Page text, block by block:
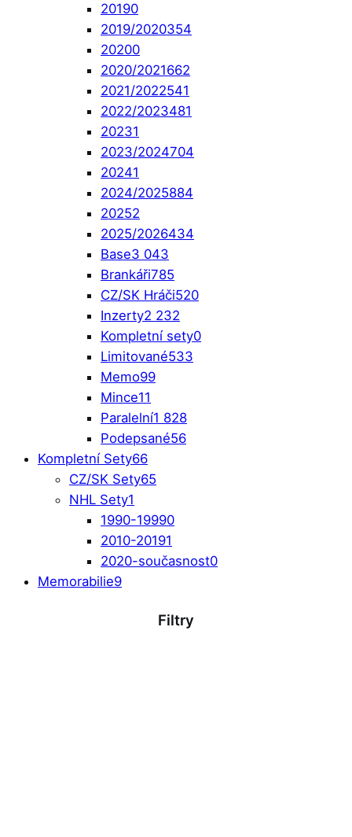
20190
2019/2020354
20200
2020/2021662
2021/2022541
2022/2023481
20231
2023/2024704
20241
2024/2025884
20252
2025/2026434
Base3 043
Brankáři785
CZ/SK Hráči520
Inzerty2 232
Kompletní sety0
Limitované533
Memo99
Mince11
Paralelní1 828
Podepsané56
Kompletní Sety66
CZ/SK Sety65
NHL Sety1
1990-19990
2010-20191
2020-současnost0
Memorabilie9
Filtry